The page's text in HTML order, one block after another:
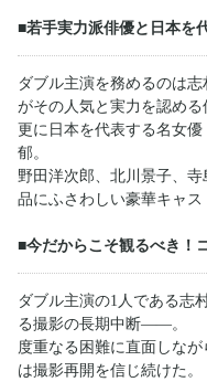
■若手実力派俳優と日本を
ダブル主演を務めるのは
がその人気と実力を認める
更に日本を代表する名女
郁。
野田洋次郎、北川景子、
品にふさわしい豪華キャス
■今だからこそ観るべき！
ダブル主演の1人である志
る撮影の長期中断――。
度重なる困難に直面しな
は撮影再開を信じ続けた。